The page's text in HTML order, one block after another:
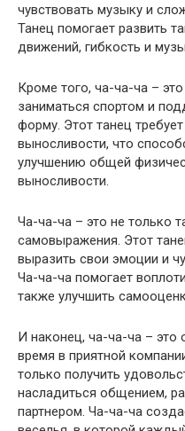
чувствовать музыку и
Танец помогает развить
движений, гибкость и
Кроме того, ча-ча-ча –
заниматься спортом и
форму. Этот танец
выносливости, что
улучшению общей
выносливости.
Ча-ча-ча – это не только
самовыражения. Этот
выразить свои эмоции и
Ча-ча-ча помогает
также улучшить
И наконец, ча-ча-ча – это
время в приятной
только получить
насладиться общением,
партнером. Ча-ча-ча